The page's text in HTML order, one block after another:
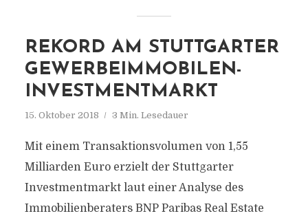
REKORD AM STUTTGARTER
GEWERBEIMMOBILEN-
INVESTMENTMARKT
15. Oktober 2018 3 Min. Lesedauer
Mit einem Transaktionsvolumen von 1,55
Milliarden Euro erzielt der Stuttgarter
Investmentmarkt laut einer Analyse des
Immobilienberaters BNP Paribas Real Estate